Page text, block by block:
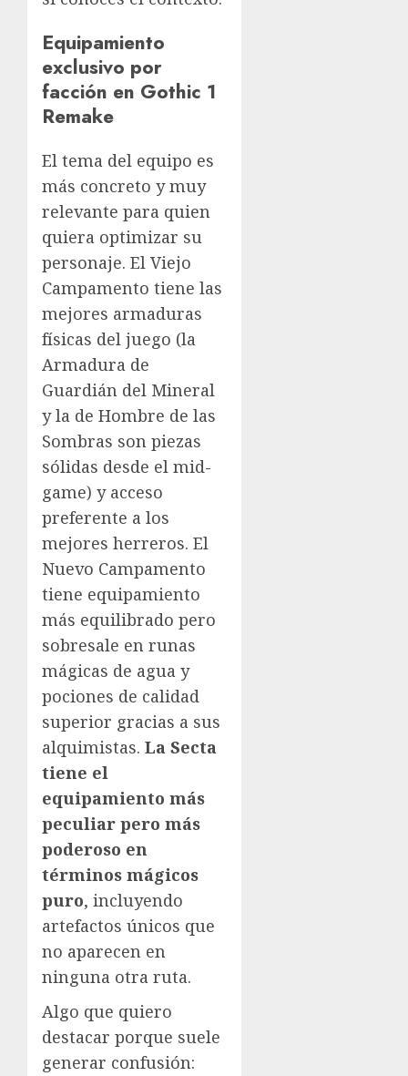
Equipamiento
exclusivo por
facción en Gothic 1
Remake
El tema del equipo es
más concreto y muy
relevante para quien
quiera optimizar su
personaje. El Viejo
Campamento tiene las
mejores armaduras
físicas del juego (la
Armadura de
Guardián del Mineral
y la de Hombre de las
Sombras son piezas
sólidas desde el mid-
game) y acceso
preferente a los
mejores herreros. El
Nuevo Campamento
tiene equipamiento
más equilibrado pero
sobresale en runas
mágicas de agua y
pociones de calidad
superior gracias a sus
alquimistas. La Secta
tiene el
equipamiento más
peculiar pero más
poderoso en
términos mágicos
puro, incluyendo
artefactos únicos que
no aparecen en
ninguna otra ruta.
Algo que quiero
destacar porque suele
generar confusión: